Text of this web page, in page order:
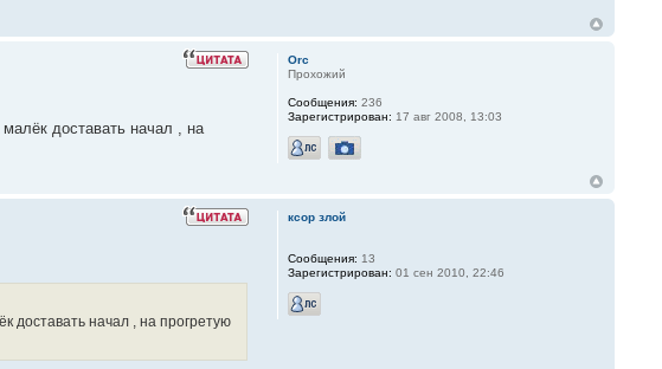
доставать начал , на
Orc
Прохожий
Сообщения: 236
Зарегистрирован: 17 авг 2008, 13:03
доставать начал , на прогретую
ксор злой
Сообщения: 13
Зарегистрирован: 01 сен 2010, 22:46